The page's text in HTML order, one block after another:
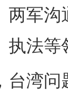
两军
执法
湾问